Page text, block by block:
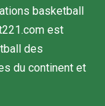
basketball
est
des
du continent et